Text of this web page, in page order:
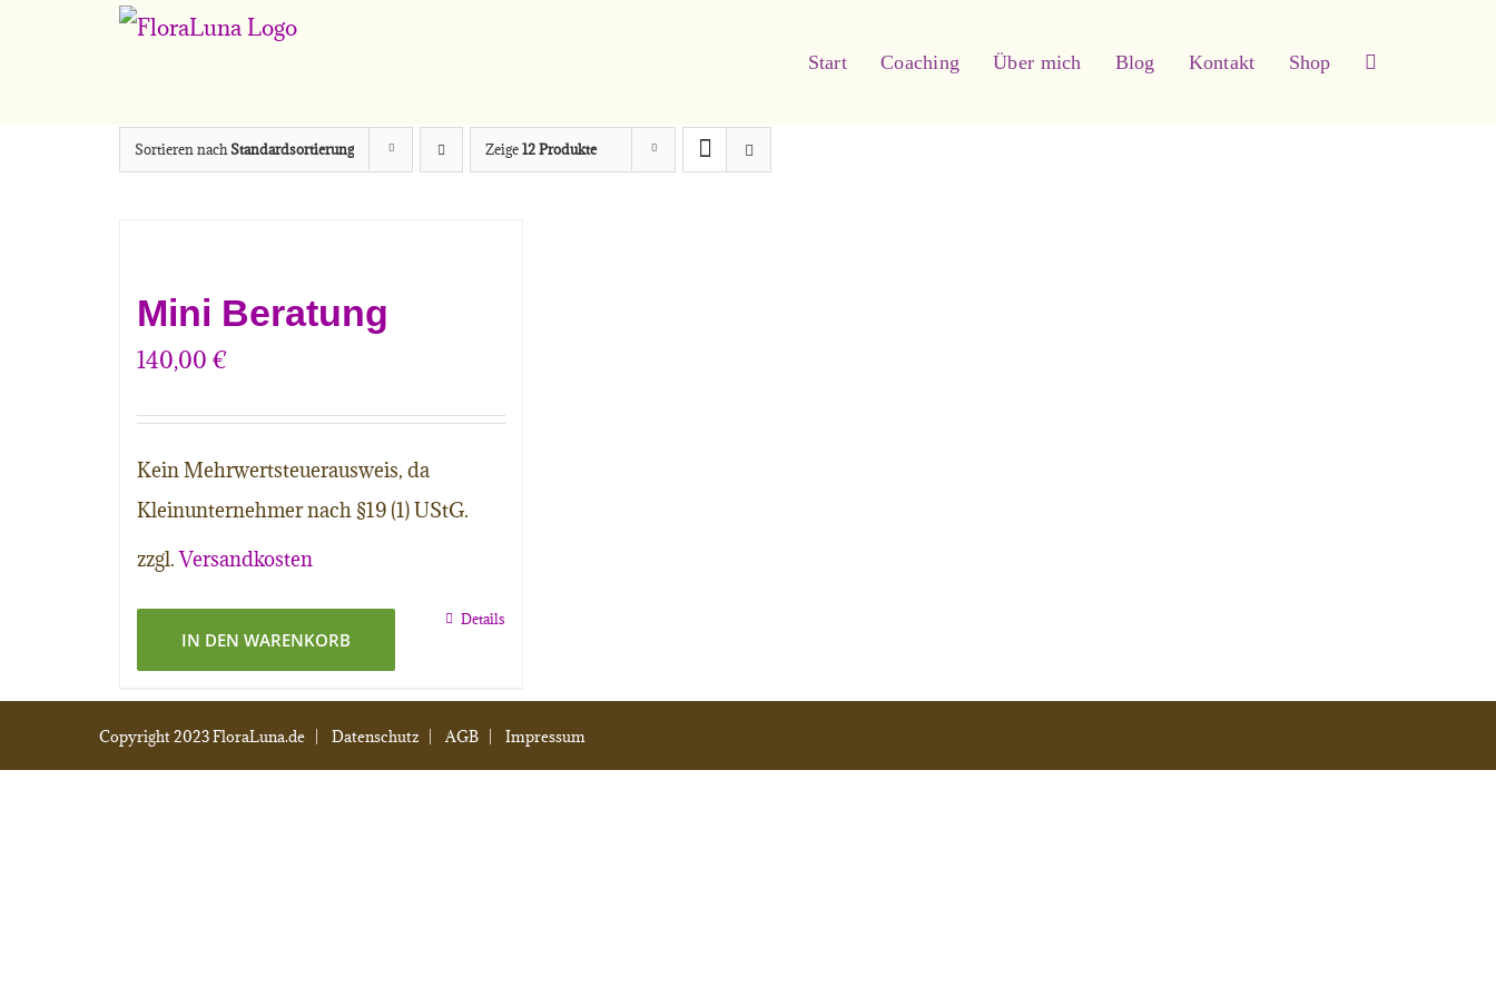
Start Coaching Über mich Blog Kontakt Shop
Sortieren nach Standardsortierung Zeige12 Produkte
Mini Beratung
140,00€
Kein Mehrwertsteuerausweis, da
Kleinunternehmer nach §19 (1) UStG.
zzgl.Versandkosten
IN DEN WARENKORB
Details
Copyright 2023 FloraLuna.de |Datenschutz |AGB |Impressum